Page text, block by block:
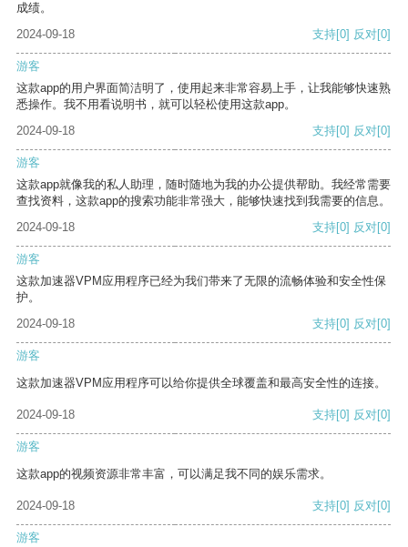
成绩。
2024-09-18
支持[0] 反对[0]
游客
这款app的用户界面简洁明了，使用起来非常容易上手，让我能够快速熟
悉操作。我不用看说明书，就可以轻松使用这款app。
2024-09-18
支持[0] 反对[0]
游客
这款app就像我的私人助理，随时随地为我的办公提供帮助。我经常需要
查找资料，这款app的搜索功能非常强大，能够快速找到我需要的信息。
2024-09-18
支持[0] 反对[0]
游客
这款加速器VPM应用程序已经为我们带来了无限的流畅体验和安全性保
护。
2024-09-18
支持[0] 反对[0]
游客
这款加速器VPM应用程序可以给你提供全球覆盖和最高安全性的连接。
2024-09-18 支持[0] 反对[0]
游客
这款app的视频资源非常丰富，可以满足我不同的娱乐需求。
2024-09-18 支持[0] 反对[0]
游客